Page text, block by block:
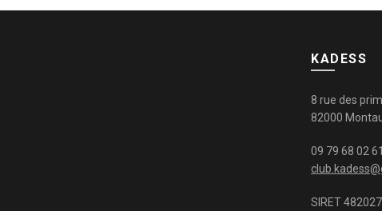
KADESS
8 rue des
82000
09 79 68 02 61
SIRET